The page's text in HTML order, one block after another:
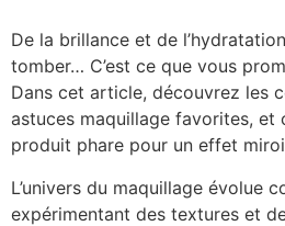
De la brillance et de
tomber… C’est ce que vous
Dans cet article, découvrez les
astuces maquillage favorites, et
produit phare pour un effet
L’univers du maquillage évolue
expérimentant des textures et